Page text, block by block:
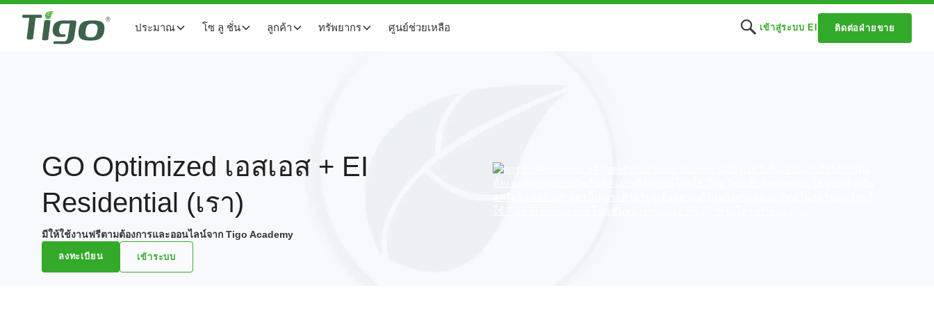
ประมาณ โซ ลู ชั่น ลูกค้า ทรัพยากร ศูนย์ช่วยเหลือ เข้าสู่ระบบ EI ติดต่อฝ่ายขาย
GO Optimized เอสเอส + EI
Residential (เรา)
มีให้ใช้งานฟรีตามต้องการและออนไลน์จาก Tigo Academy
ลงทะเบียน เข้าระบบ